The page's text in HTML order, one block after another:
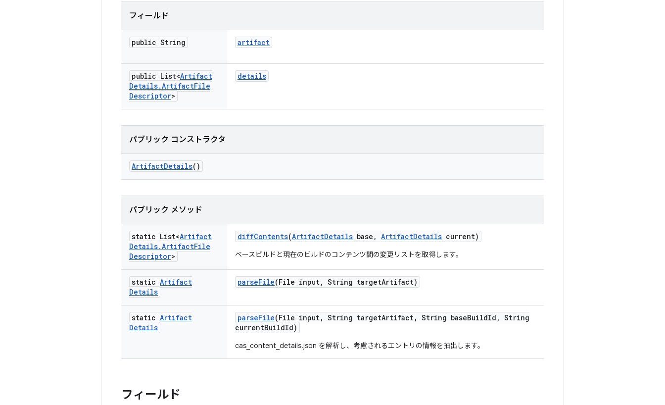
フィールド
public String artifact
public List<Artifact
Details.ArtifactFile
Descriptor>
details
パブリック コンストラクタ
ArtifactDetails()
パブリック メソッド
static List<Artifact
Details.ArtifactFile
Descriptor>
diffContents(ArtifactDetails base , ArtifactDetails current)
ベースビルドと現在のビルドのコンテンツ間の変更リストを取得します。
static Artifact
Details
parseFile(File input, String targetArtifact)
static Artifact
Details
parseFile(File input, String targetArtifact, String baseBuildId , String
currentBuildId)
cas_content_details.json を解析し、考慮されるエントリの情報を抽出します。
フィールド